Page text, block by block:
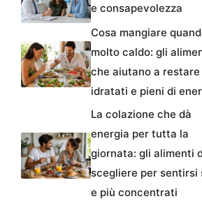
e consapevolezza
Cosa mangiare
molto caldo: gli
che aiutano a restare
idratati e pieni di
La colazione che dà
energia per tutta la
giornata: gli alimenti
scegliere per sentirsi
e più concentrati